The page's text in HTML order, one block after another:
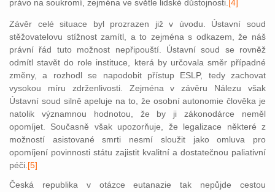
právo na soukromí, zejména ve světle lidské důstojnosti. [4]
Závěr celé situace byl prozrazen již v úvodu. Ústavní soud
stěžovatelovu stížnost zamítl, a to zejména s odkazem, že náš
právní řád tuto možnost nepřipouští. Ústavní soud se rovněž
odmítl stavět do role instituce, která by určovala směr případné
změny, a rozhodl se napodobit přístup ESLP, tedy zachovat
vysokou míru zdrženlivosti. Zejména v závěru Nálezu však
Ústavní soud silně apeluje na to, že osobní autonomie člověka je
natolik významnou hodnotou, že by ji zákonodárce neměl
opomíjet. Současně však upozorňuje, že legalizace některé z
možností asistované smrti nesmí sloužit jako omluva pro
opomíjení povinnosti státu zajistit kvalitní a dostatečnou paliativní
péči. [5]
Česká republika v otázce eutanazie tak nepůjde cestou